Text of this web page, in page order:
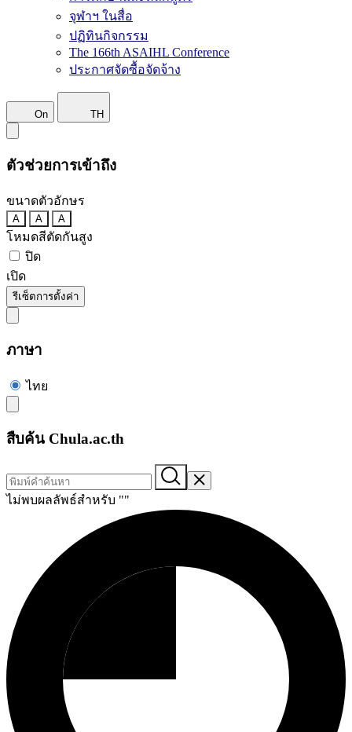
จุฬาฯ ในสื่อ
ปฏิทินกิจกรรม
The 166th ASAIHL Conference
ประกาศจัดซื้อจัดจ้าง
On TH
ตัวช่วยการเข้าถึง
ขนาดตัวอักษร
A A A
โหมดสีตัดกันสูง
ปิด
เปิด
รีเซ็ตการตั้งค่า
ภาษา
ไทย
สืบค้น Chula.ac.th
ไม่พบผลลัพธ์สำหรับ ""